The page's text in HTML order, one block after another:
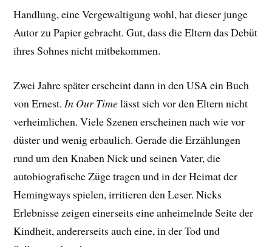
Handlung, eine Vergewaltigung wohl, hat dieser junge
Autor zu Papier gebracht. Gut, dass die Eltern das Debüt
ihres Sohnes nicht mitbekommen.
Zwei Jahre später erscheint dann in den USA ein Buch
von Ernest.In Our Timelässt sich vor den Eltern nicht
verheimlichen. Viele Szenen erscheinen nach wie vor
düster und wenig erbaulich. Gerade die Erzählungen
rund um den Knaben Nick und seinen Vater, die
autobiografische Züge tragen und in der Heimat der
Hemingways spielen, irritieren den Leser. Nicks
Erlebnisse zeigen einerseits eine anheimelnde Seite der
Kindheit, andererseits auch eine, in der Tod und